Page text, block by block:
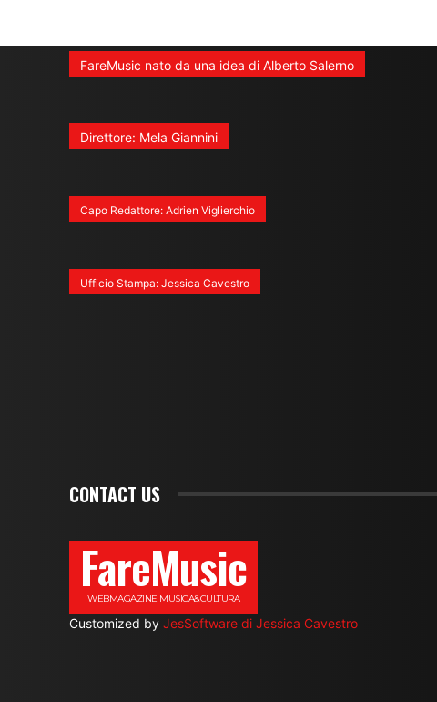
FareMusic nato da una idea di Alberto Salerno
Direttore: Mela Giannini
Capo Redattore: Adrien Viglierchio
Ufficio Stampa: Jessica Cavestro
CONTACT US
FareMusic
WEBMAGAZINE MUSICA&CULTURA
Customized by JesSoftware di Jessica Cavestro